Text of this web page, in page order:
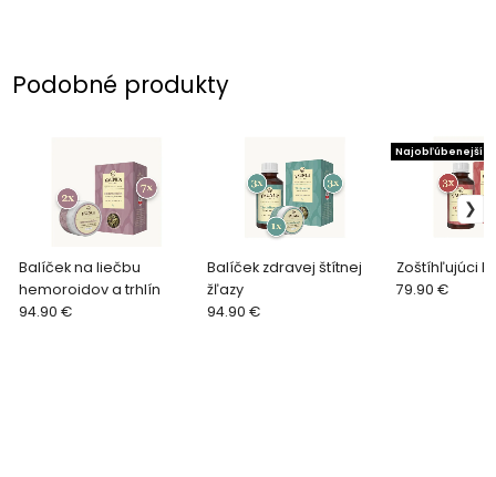
Podobné produkty
Balíček na liečbu
hemoroidov a trhlín
94.90 €
Balíček zdravej štítnej
žľazy
94.90 €
Zoštíhľujúci
Najobľúbenejší
79.90 €